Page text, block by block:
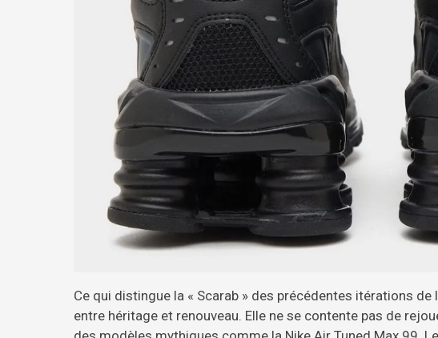
Ce qui distingue la « Scarab » des précédentes itérations de
entre héritage et renouveau. Elle ne se contente pas de